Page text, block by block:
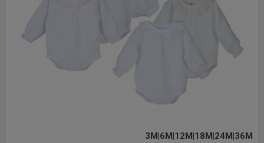
3M|6M|12M|18M|24M|36M